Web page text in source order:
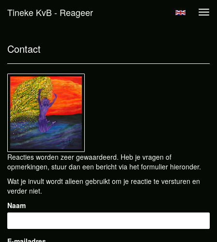
Tineke KvB - Reageer
Contact
Reacties worden zeer gewaardeerd. Heb je vragen of
opmerkingen, stuur dan een bericht via het formulier hieronder.
Wat je invult wordt alleen gebruikt om je reactie te versturen en
verder niet.
Naam